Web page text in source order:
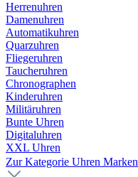
Herrenuhren
Damenuhren
Automatikuhren
Quarzuhren
Fliegeruhren
Taucheruhren
Chronographen
Kinderuhren
Militäruhren
Bunte Uhren
Digitaluhren
XXL Uhren
Zur Kategorie Uhren Marken